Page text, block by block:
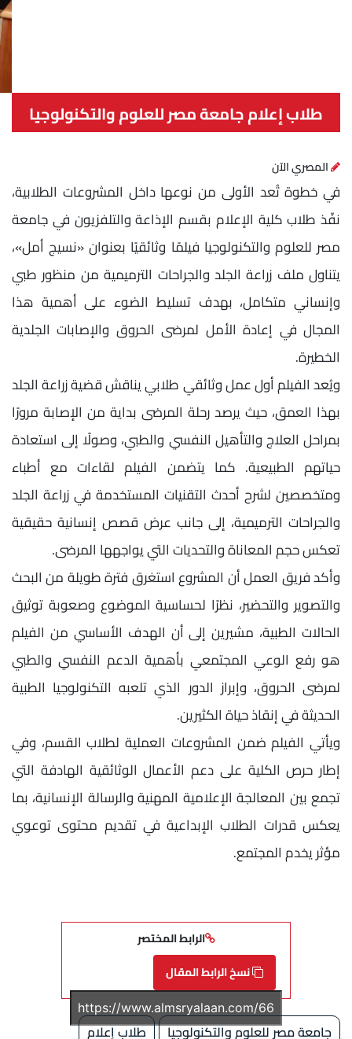
طلاب إعلام جامعة مصر للعلوم والتكنولوجيا
المصري الآن
في خطوة تُعد الأولى من نوعها داخل المشروعات الطلابية،
نفّذ طلاب كلية الإعلام بقسم الإذاعة والتلفزيون في جامعة
مصر للعلوم والتكنولوجيا فيلمًا وثائقيًا بعنوان «نسيج أمل»،
يتناول ملف زراعة الجلد والجراحات الترميمية من منظور طبي
وإنساني متكامل، بهدف تسليط الضوء على أهمية هذا
المجال في إعادة الأمل لمرضى الحروق والإصابات الجلدية
الخطيرة.
ويُعد الفيلم أول عمل وثائقي طلابي يناقش قضية زراعة الجلد
بهذا العمق، حيث يرصد رحلة المرضى بداية من الإصابة مرورًا
بمراحل العلاج والتأهيل النفسي والطبي، وصولًا إلى استعادة
حياتهم الطبيعية. كما يتضمن الفيلم لقاءات مع أطباء
ومتخصصين لشرح أحدث التقنيات المستخدمة في زراعة الجلد
والجراحات الترميمية، إلى جانب عرض قصص إنسانية حقيقية
تعكس حجم المعاناة والتحديات التي يواجهها المرضى.
وأكد فريق العمل أن المشروع استغرق فترة طويلة من البحث
والتصوير والتحضير، نظرًا لحساسية الموضوع وصعوبة توثيق
الحالات الطبية، مشيرين إلى أن الهدف الأساسي من الفيلم
هو رفع الوعي المجتمعي بأهمية الدعم النفسي والطبي
لمرضى الحروق، وإبراز الدور الذي تلعبه التكنولوجيا الطبية
الحديثة في إنقاذ حياة الكثيرين.
ويأتي الفيلم ضمن المشروعات العملية لطلاب القسم، وفي
إطار حرص الكلية على دعم الأعمال الوثائقية الهادفة التي
تجمع بين المعالجة الإعلامية المهنية والرسالة الإنسانية، بما
يعكس قدرات الطلاب الإبداعية في تقديم محتوى توعوي
مؤثر يخدم المجتمع.
الرابط المختصر
نسخ الرابط المقال
جامعة مصر للعلوم والتكنولوجيا
طلاب إعلام